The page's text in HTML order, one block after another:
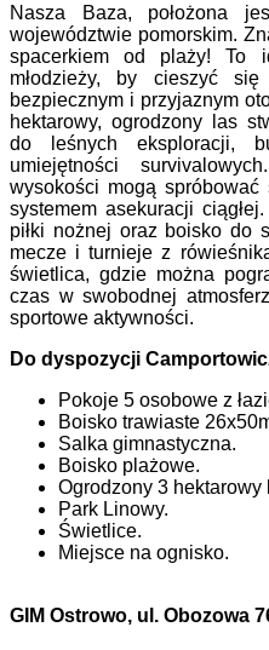
Nasza Baza, położona
województwie pomorskim.
spacerkiem od plaży! To
młodzieży, by cieszyć
bezpiecznym i przyjaznym
hektarowy, ogrodzony las
do leśnych eksploracji,
umiejętności
wysokości mogą
systemem asekuracji ciągłej.
piłki nożnej oraz boisko do
mecze i turnieje z
świetlica, gdzie można
czas w swobodnej
sportowe aktywności.
Do dyspozycji
Pokoje 5 osobowe z
Boisko trawiaste
Salka gimnastyczna.
Boisko plażowe.
Ogrodzony 3 hektarowy
Park Linowy.
Świetlice.
Miejsce na ognisko.
GIM Ostrowo, ul. Obozowa